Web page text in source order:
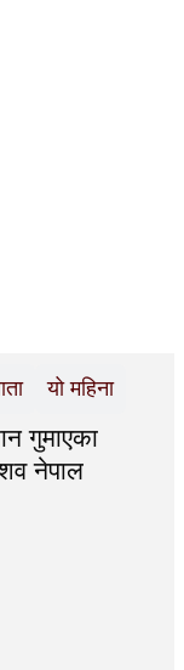
यो महिना
गुमाएका
नेपाल